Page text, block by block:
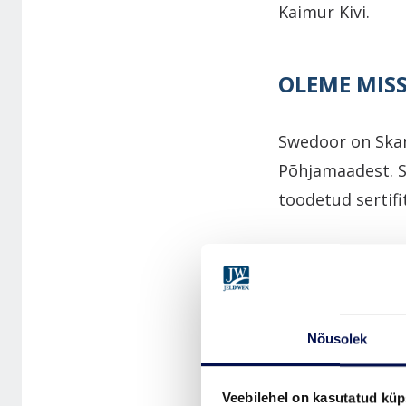
Nõusolek
Veebilehel on kasutatud
Kaimur Kivi.
OLEME
Swedoor on
Põhjamaadest.
toodetud
tugevat
inimeste
sama tähtis